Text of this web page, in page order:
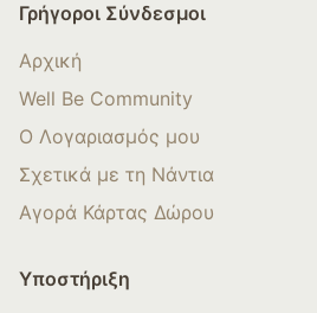
Γρήγοροι Σύνδεσμοι
Αρχική
Well Be Community
Ο Λογαριασμός μου
Σχετικά με τη Νάντια
Αγορά Κάρτας Δώρου
Υποστήριξη